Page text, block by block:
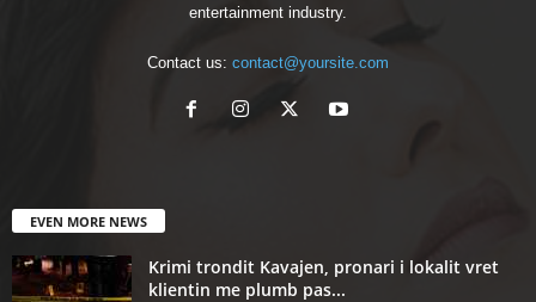
entertainment industry.
Contact us: contact@yoursite.com
EVEN MORE NEWS
Krimi trondit Kavajen, pronari i lokalit vret
klientin me plumb pas...